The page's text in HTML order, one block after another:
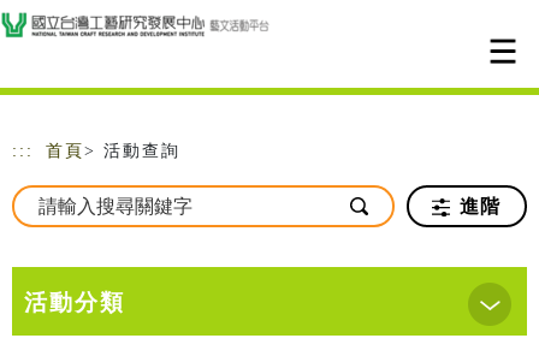
跳到主要內容
網站導覽
::: 首頁 > 活動查詢
進階
活動分類